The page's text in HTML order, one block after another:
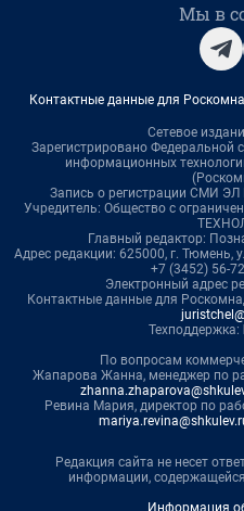
Мы в
Контактные данные для
Сетевое
Зарегистрировано Федеральной
информационных
Запись о регистрации СМИ
Учредитель: Общество с
Главный редактор:
Адрес редакции: 625000, г. Тюмень,
+7 (3452) 56-
Электронный адрес
Контактные данные для
Техподдержка:
По вопросам
Жапарова Жанна, менеджер по
Ревина Мария, директор по
Редакция сайта не несет
информации,
Информация